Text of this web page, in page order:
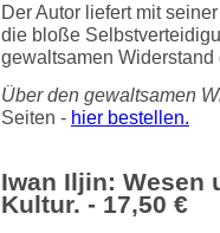
Der Autor liefert mit
die bloße
gewaltsamen
Über den gewaltsamen
Seiten - hier bestellen.
Iwan Iljin: Wesen
Kultur. - 17,50 €